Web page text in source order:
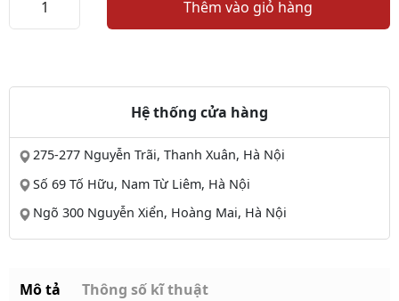
CASIO
Thêm vào giỏ hàng
Hệ thống cửa hàng
275-277 Nguyễn Trãi, Thanh Xuân, Hà Nội
Số 69 Tố Hữu, Nam Từ Liêm, Hà Nội
Ngõ 300 Nguyễn Xiển, Hoàng Mai, Hà Nội
Mô tả Thông số kĩ thuật